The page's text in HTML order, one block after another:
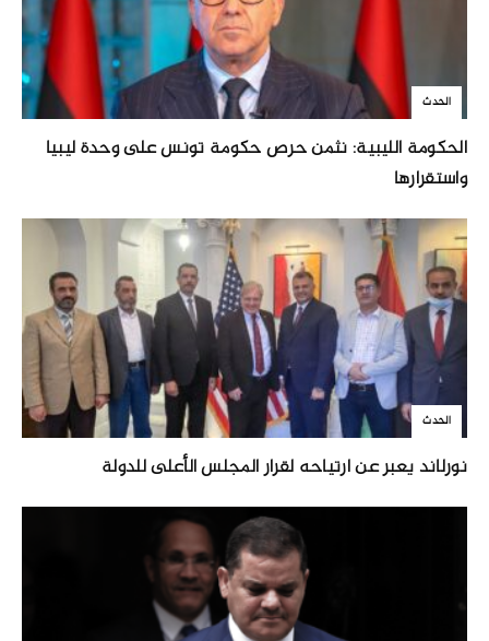
الحدث
الحكومة الليبية: نثمن حرص حكومة تونس على وحدة ليبيا
واستقرارها
الحدث
نورلاند يعبر عن ارتياحه لقرار المجلس الأعلى للدولة